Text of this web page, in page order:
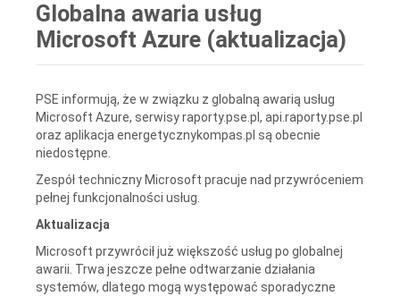
Globalna awaria usług
Microsoft Azure (aktualizacja)
PSE informują, że w związku z globalną awarią usług
Microsoft Azure, serwisy raporty.pse.pl, api.raporty.pse.pl
oraz aplikacja energetycznykompas.pl są obecnie
niedostępne.
Zespół techniczny Microsoft pracuje nad przywróceniem
pełnej funkcjonalności usług.
Aktualizacja
Microsoft przywrócił już większość usług po globalnej
awarii. Trwa jeszcze pełne odtwarzanie działania
systemów, dlatego mogą występować sporadyczne